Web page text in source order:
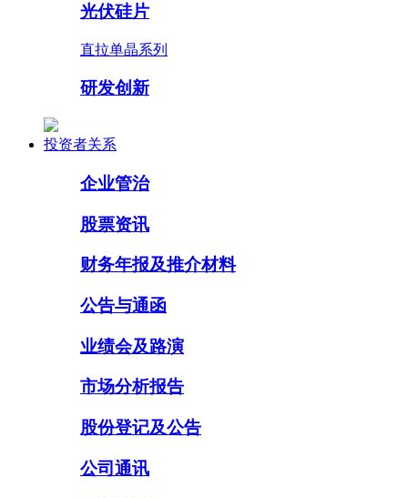
光伏硅片
直拉单晶系列
研发创新
投资者关系
企业管治
股票资讯
财务年报及推介材料
公告与通函
业绩会及路演
市场分析报告
股份登记及公告
公司通讯